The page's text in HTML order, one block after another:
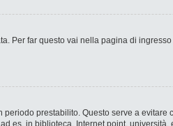
Per far questo vai nella pagina di ingresso
prestabilito. Questo serve a
es. in biblioteca, Internet point,